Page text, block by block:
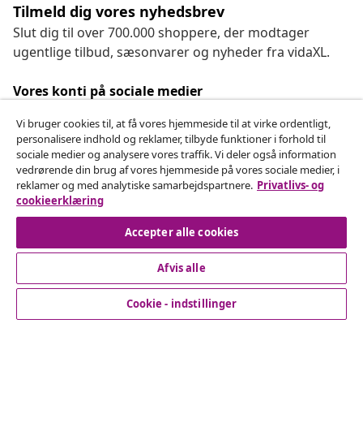
Tilmeld dig vores nyhedsbrev
Slut dig til over 700.000 shoppere, der modtager
ugentlige tilbud, sæsonvarer og nyheder fra vidaXL.
Vores konti på sociale medier
Fortryd køb
Indsend en anmodning om at fortryde din ordre.
Fortryd køb
Vi bruger cookies til, at få vores hjemmeside til at virke ordentligt,
personalisere indhold og reklamer, tilbyde funktioner i forhold til
sociale medier og analysere vores traffik. Vi deler også information
vedrørende din brug af vores hjemmeside på vores sociale medier, i
reklamer og med analytiske samarbejdspartnere. Privatlivs- og
cookieerklæring
Accepter alle cookies
Afvis alle
Cookie - indstillinger